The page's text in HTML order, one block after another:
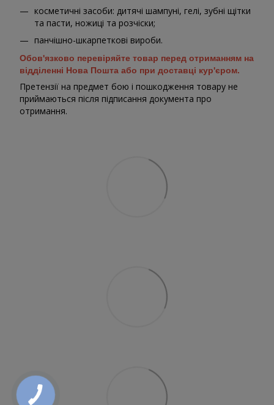
косметичні засоби: дитячі шампуні, гелі, зубні щітки
та пасти, ножиці та розчіски;
панчішно-шкарпеткові вироби.
Обов'язково перевіряйте товар перед отриманням на
відділенні Нова Пошта або при доставці кур'єром.
Претензії на предмет бою і пошкодження товару не
приймаються після підписання документа про
отримання.